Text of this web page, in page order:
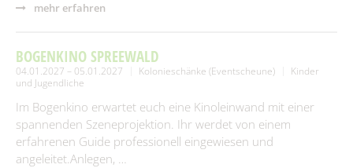
mehr erfahren
BOGENKINO SPREEWALD
04.01.2027 – 05.01.2027 Kolonieschänke (Eventscheune)
Kinder
und Jugendliche
Im Bogenkino erwartet euch eine Kinoleinwand mit einer
spannenden Szeneprojektion. Ihr werdet von einem
erfahrenen Guide professionell eingewiesen und
angeleitet.Anlegen, …